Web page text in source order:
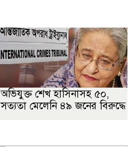
অভিযুক্ত শেখ হাসিনাসহ ৫০,
সত্যতা মেলেনি ৪৯ জনের বিরুদ্ধে